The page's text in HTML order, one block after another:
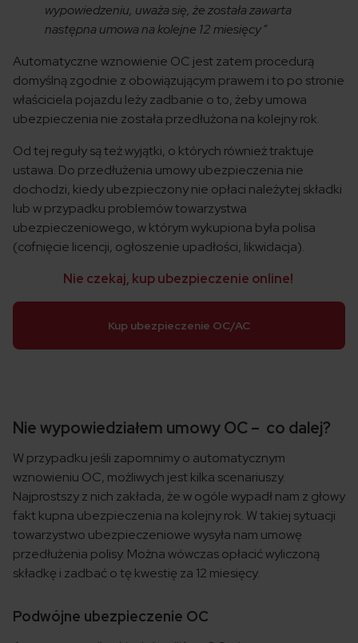
wypowiedzeniu, uważa się, że została zawarta
następna umowa na kolejne 12 miesięcy”
Automatyczne wznowienie OC jest zatem procedurą
domyślną zgodnie z obowiązującym prawem i to po stronie
właściciela pojazdu leży zadbanie o to, żeby umowa
ubezpieczenia nie została przedłużona na kolejny rok.
Od tej reguły są też wyjątki, o których również traktuje
ustawa. Do przedłużenia umowy ubezpieczenia nie
dochodzi, kiedy ubezpieczony nie opłaci należytej składki
lub w przypadku problemów towarzystwa
ubezpieczeniowego, w którym wykupiona była polisa
(cofnięcie licencji, ogłoszenie upadłości, likwidacja).
Nie czekaj, kup ubezpieczenie online!
Kup ubezpieczenie OC/AC
Nie wypowiedziałem umowy OC – co dalej?
W przypadku jeśli zapomnimy o automatycznym
wznowieniu OC, możliwych jest kilka scenariuszy.
Najprostszy z nich zakłada, że w ogóle wypadł nam z głowy
fakt kupna ubezpieczenia na kolejny rok. W takiej sytuacji
towarzystwo ubezpieczeniowe wysyła nam umowę
przedłużenia polisy. Można wówczas opłacić wyliczoną
składkę i zadbać o tę kwestię za 12 miesięcy.
Podwójne ubezpieczenie OC